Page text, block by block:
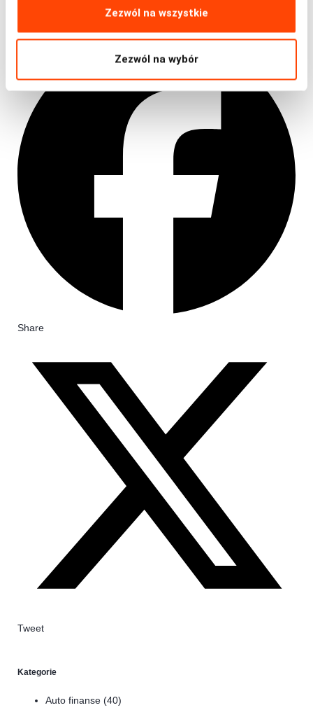
Zezwól na wszystkie
Zezwól na wybór
Share
Tweet
Kategorie
Auto finanse (40)